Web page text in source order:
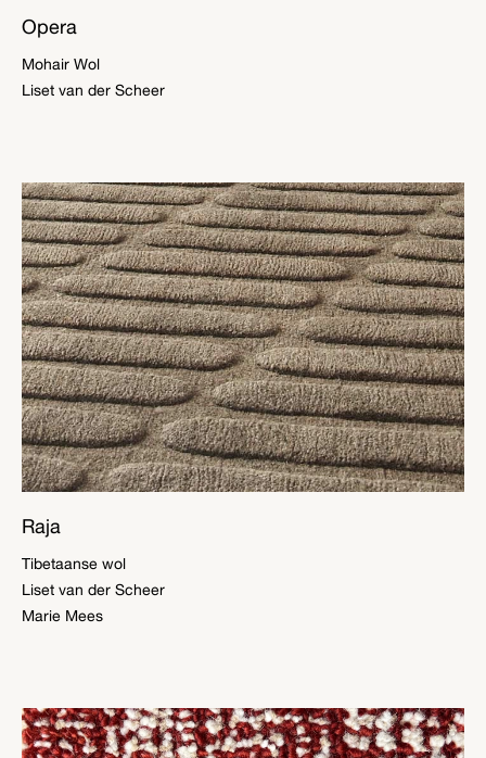
Opera
Mohair Wol
Liset van der Scheer
Raja
Tibetaanse wol
Liset van der Scheer
Marie Mees